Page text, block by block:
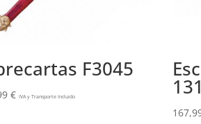
F3045
€ IVA y Transporte Incluido